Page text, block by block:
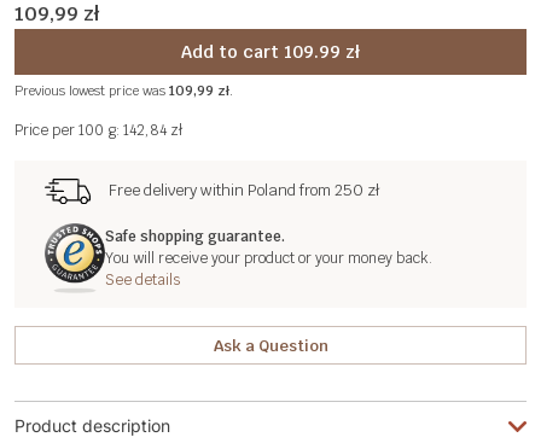
109,99 zł
Add to cart 109.99 zł
Previous lowest price was 109,99 zł.
Price per 100 g: 142,84 zł
Free delivery within Poland from 250 zł
Safe shopping guarantee.
You will receive your product or your money back.
See details
Ask a Question
Product description